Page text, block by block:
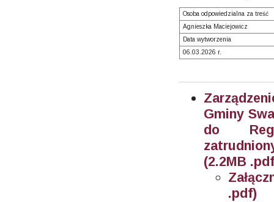
Osoba odpowiedzialna za treść
Agnieszka Maciejowicz
Data wytworzenia
06.03.2026 r.
Gminy
do
(2.2MB
.pdf)